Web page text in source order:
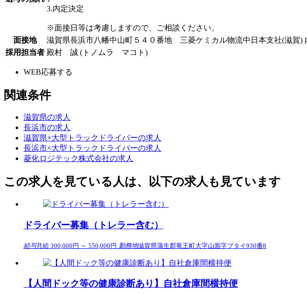
3.内定決定
※面接日等は考慮しますので、ご相談ください。
面接地
滋賀県長浜市八幡中山町５４０番地 三菱ケミカル物流中日本支社(滋賀)
採用担当者 殿村 誠 (トノムラ マコト)
WEB応募する
関連条件
滋賀県の求人
長浜市の求人
滋賀県×大型トラックドライバーの求人
長浜市×大型トラックドライバーの求人
菱化ロジテック株式会社の求人
この求人を見ている人は、以下の求人も見ています
ドライバー募集（トレラー含む）
給与月給 300,000円 ～ 550,000円 勤務地滋賀県蒲生郡竜王町大字山面字ブタイ930番8
【人間ドック等の健康診断あり】自社倉庫間横持便